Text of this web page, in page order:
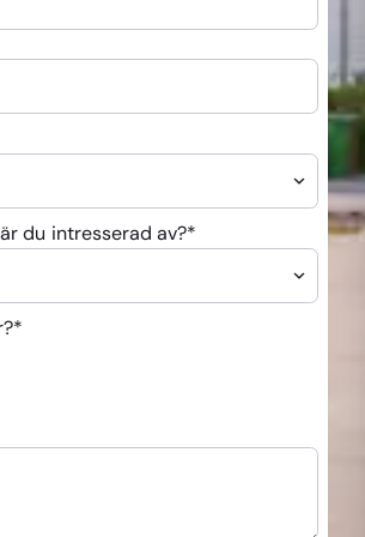
du intresserad av?*
*